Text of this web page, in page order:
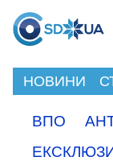
НОВИНИ
ВПО